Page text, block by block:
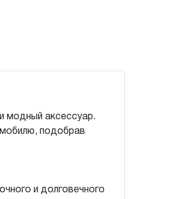
модный аксессуар.
подобрав
и долговечного